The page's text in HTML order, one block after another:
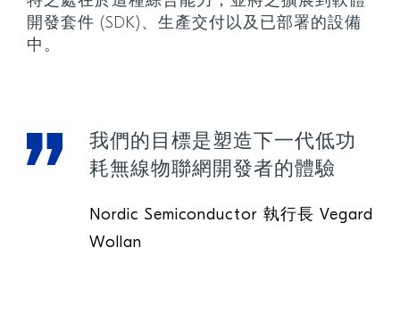
開發套件 (SDK)、生產交付以及已部署的設備
中。
我們的目標是塑造下一代低功
耗無線物聯網開發者的體驗
Nordic Semiconductor 執行長 Vegard
Wollan